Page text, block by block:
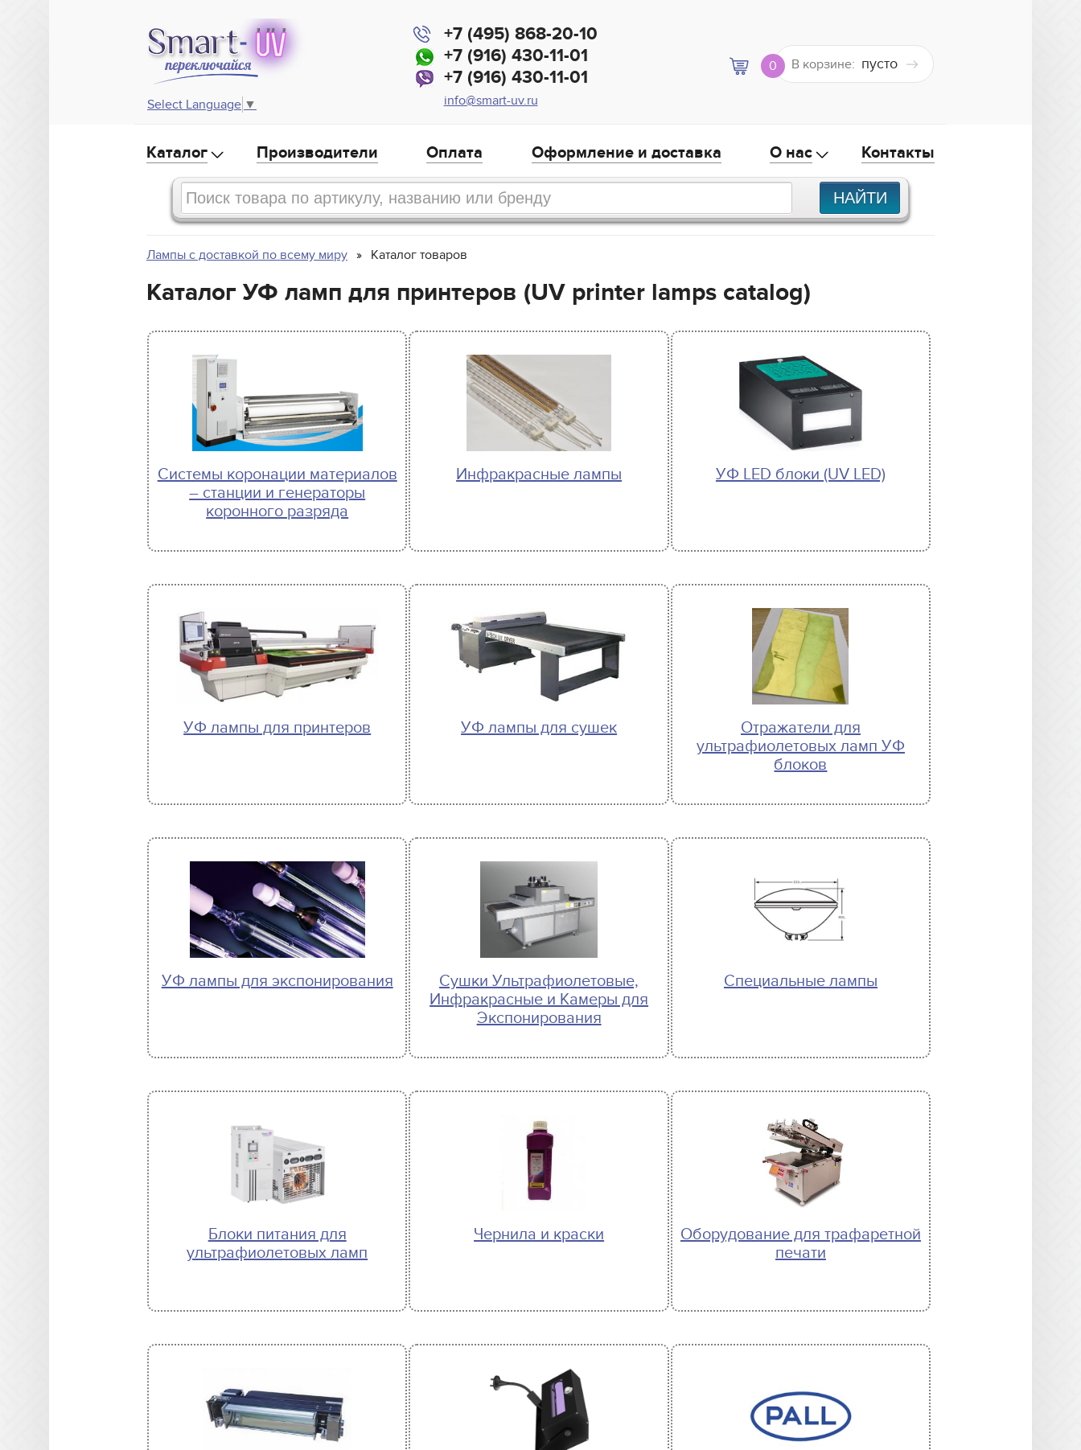
Select Language ▼
+7 (495) 868-20-10
+7 (916) 430-11-01
+7 (916) 430-11-01
info@smart-uv.ru
0 В корзине: пусто
Каталог Производители Оплата Оформление и доставка О нас Контакты
Лампы с доставкой по всему миру Каталог товаров
Каталог УФ ламп для принтеров (UV printer lamps catalog)
Системы коронации материалов
– станции и генераторы
коронного разряда
Инфракрасные лампы УФ LED блоки (UV LED)
УФ лампы для принтеров УФ лампы для сушек
Отражатели для
ультрафиолетовых ламп УФ
блоков
УФ лампы для экспонирования
Сушки Ультрафиолетовые,
Инфракрасные и Камеры для
Экспонирования
Специальные лампы
Блоки питания для
ультрафиолетовых ламп
Чернила и краски
Оборудование для трафаретной
печати